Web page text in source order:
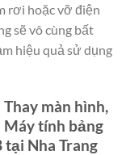
rơi hoặc vỡ điện
sẽ vô cùng bất
hiệu quả sử dụng
màn hình,
tính bảng
Nha Trang